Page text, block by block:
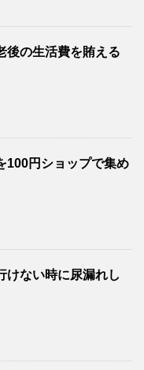
後の生活費を賄える
100円ショップで集め
けない時に尿漏れし